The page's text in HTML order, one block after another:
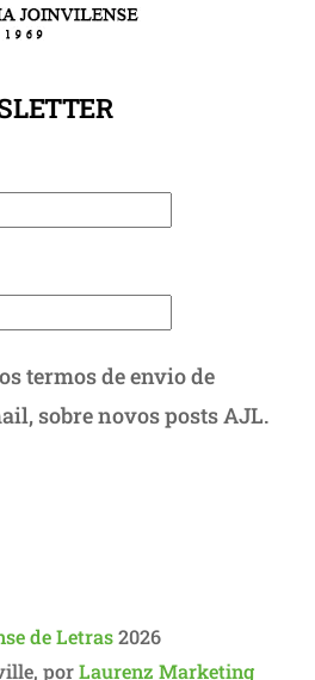
To
termos de envio de
sobre novos posts AJL.
de Letras2026
porLaurenz Marketing